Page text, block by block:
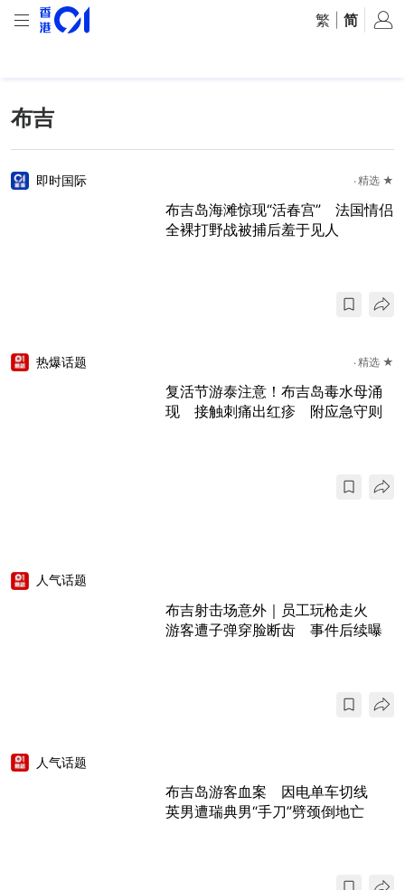
繁 简
布吉
即时国际 精选 ★
布吉岛海滩惊现“活春宫” 法国情侣
全裸打野战被捕后羞于见人
热爆话题 精选 ★
复活节游泰注意！布吉岛毒水母涌
现 接触刺痛出红疹 附应急守则
人气话题
布吉射击场意外｜员工玩枪走火
游客遭子弹穿脸断齿 事件后续曝
人气话题
布吉岛游客血案 因电单车切线
英男遭瑞典男“手刀”劈颈倒地亡